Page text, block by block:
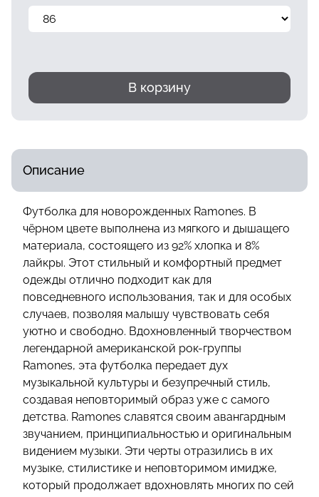
В корзину
Описание
Футболка для новорожденных Ramones. В
чёрном цвете выполнена из мягкого и дышащего
материала, состоящего из 92% хлопка и 8%
лайкры. Этот стильный и комфортный предмет
одежды отлично подходит как для
повседневного использования, так и для особых
случаев, позволяя малышу чувствовать себя
уютно и свободно. Вдохновленный творчеством
легендарной американской рок-группы
Ramones, эта футболка передает дух
музыкальной культуры и безупречный стиль,
создавая неповторимый образ уже с самого
детства. Ramones славятся своим авангардным
звучанием, принципиальностью и оригинальным
видением музыки. Эти черты отразились в их
музыке, стилистике и неповторимом имидже,
который продолжает вдохновлять многих по сей